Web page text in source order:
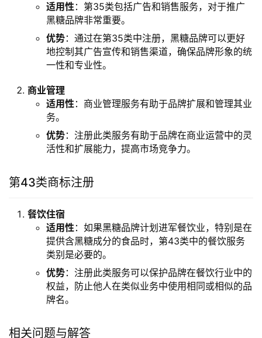
适用性：第35类包括广告和销售服务，对于推广
黑糖品牌非常重要。
优势：通过在第35类中注册，黑糖品牌可以更好
地控制其广告宣传和销售渠道，确保品牌形象的统
一性和专业性。
商业管理
适用性：商业管理服务有助于品牌扩展和管理其业
务。
优势：注册此类服务有助于品牌在商业运营中的灵
活性和扩展能力，提高市场竞争力。
第43类商标注册
餐饮住宿
适用性：如果黑糖品牌计划进军餐饮业，特别是在
提供含黑糖成分的食品时，第43类中的餐饮服务
类别是必要的。
优势：注册此类服务可以保护品牌在餐饮行业中的
权益，防止他人在类似业务中使用相同或相似的品
牌名。
相关问题与解答